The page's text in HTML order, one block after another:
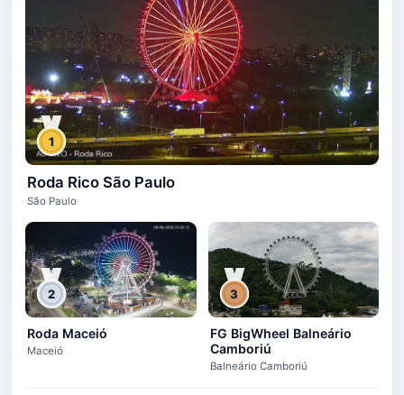
1
Roda Rico São Paulo
São Paulo
2
Roda Maceió
Maceió
3
FG BigWheel Balneário
Camboriú
Balneário Camboriú